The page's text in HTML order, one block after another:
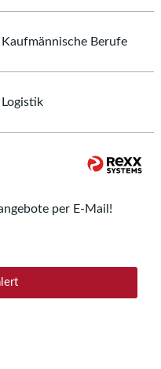
Kaufmännische Berufe
Logistik
per E-Mail!